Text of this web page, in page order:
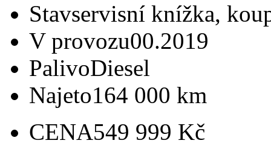
Stavservisní knížka,
V provozu00.2019
PalivoDiesel
Najeto164 000 km
CENA549 999 Kč